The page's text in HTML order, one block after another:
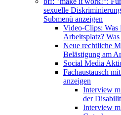
sexuelle
Submenü anzeigen
Video-Clips: Was
Arbeitsplatz?
Neue rechtliche
Belästigung am
Social Media
Fachaustausch
anzeigen
Interview
der
Interview